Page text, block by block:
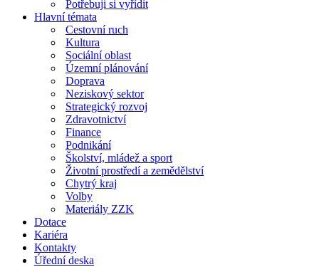
Potřebuji si vyřídit
Hlavní témata
Cestovní ruch
Kultura
Sociální oblast
Územní plánování
Doprava
Neziskový sektor
Strategický rozvoj
Zdravotnictví
Finance
Podnikání
Školství, mládež a sport
Životní prostředí a zemědělství
Chytrý kraj
Volby
Materiály ZZK
Dotace
Kariéra
Kontakty
Úřední deska